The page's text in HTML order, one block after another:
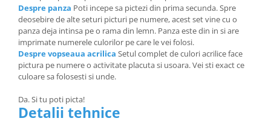
Despre panza Poti incepe sa pictezi din prima secunda. Spre
deosebire de alte seturi picturi pe numere, acest set vine cu o
panza deja intinsa pe o rama din lemn. Panza este din in si are
imprimate numerele culorilor pe care le vei folosi.
Despre vopseaua acrilica Setul complet de culori acrilice face
pictura pe numere o activitate placuta si usoara. Vei sti exact ce
culoare sa folosesti si unde.
Da. Si tu poti picta!
Detalii tehnice